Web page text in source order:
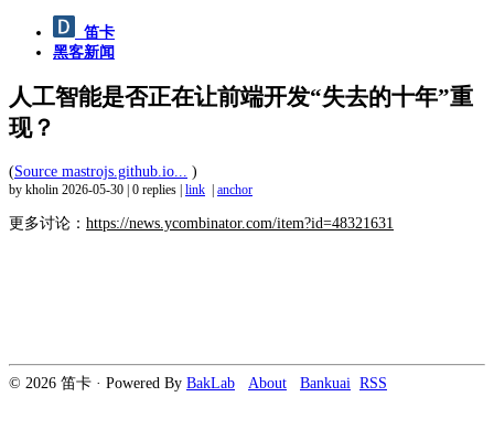
笛卡
黑客新闻
人工智能是否正在让前端开发“失去的十年”重
现？
(Source mastrojs.github.io... )
by kholin 2026-05-30 0 replies link anchor
更多讨论： https://news.ycombinator.com/item?id=48321631
© 2026 笛卡 · Powered By BakLab About Bankuai RSS